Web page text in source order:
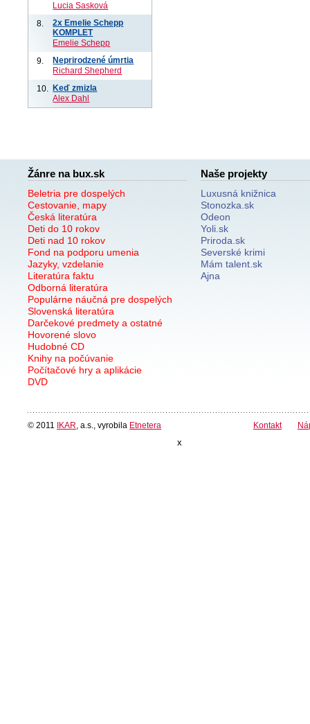
Lucia Sasková
8.
2x Emelie Schepp
KOMPLET
Emelie Schepp
9.
Neprirodzené úmrtia
Richard Shepherd
10.
Keď zmizla
Alex Dahl
Žánre na bux.sk
Beletria pre dospelých
Cestovanie, mapy
Česká literatúra
Deti do 10 rokov
Deti nad 10 rokov
Fond na podporu umenia
Jazyky, vzdelanie
Literatúra faktu
Odborná literatúra
Populárne náučná pre dospelých
Slovenská literatúra
Darčekové predmety a ostatné
Hovorené slovo
Hudobné CD
Knihy na počúvanie
Počítačové hry a aplikácie
DVD
Naše projekty
Luxusná knižnica
Stonozka.sk
Odeon
Yoli.sk
Priroda.sk
Severské krimi
Mám talent.sk
Ajna
© 2011 IKAR , a.s., vyrobila Etnetera Kontakt
x